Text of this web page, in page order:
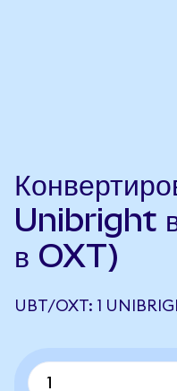
Unibright
в OXT)
UBT/OXT: 1